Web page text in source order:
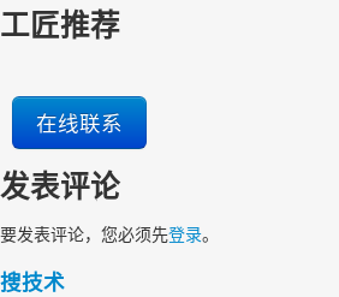
工匠推荐
在线联系
发表评论
要发表评论，您必须先登录。
搜技术